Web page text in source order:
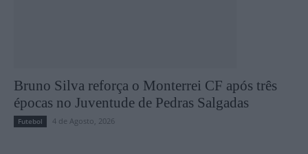
Bruno Silva reforça o Monterrei CF após três
épocas no Juventude de Pedras Salgadas
Futebol 4 de Agosto, 2026